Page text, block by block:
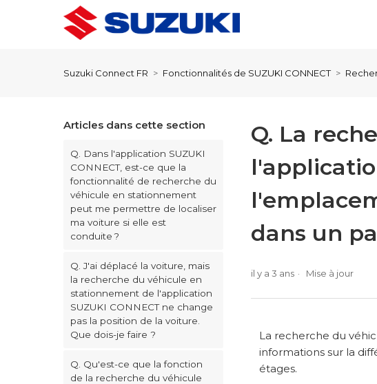
Suzuki Connect FR Fonctionnalités de SUZUKI CONNECT
Articles dans cette section
Q. Dans l'application SUZUKI
CONNECT, est-ce que la
fonctionnalité de recherche du
véhicule en stationnement
peut me permettre de localiser
ma voiture si elle est
conduite ?
Q. J'ai déplacé la voiture, mais
la recherche du véhicule en
stationnement de l'application
SUZUKI CONNECT ne change
pas la position de la voiture.
Que dois-je faire ?
Q. Qu'est-ce que la fonction
de la recherche du véhicule
Q. La
dans un
il y a 3 ans Mise à jour
La recherche du
informations sur la
étages.